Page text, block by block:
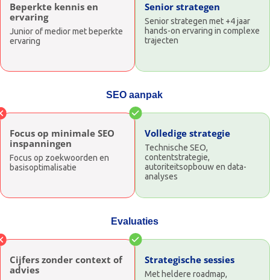
Beperkte kennis en
ervaring
Junior of medior met beperkte
ervaring
SEO aanpak
Focus op minimale SEO
inspanningen
Focus op zoekwoorden en
basisoptimalisatie
Evaluaties
Cijfers zonder context of
advies
Senior strategen
Senior strategen met +4 jaar
hands-on ervaring in complexe
trajecten
Volledige strategie
Technische SEO,
contentstrategie,
autoriteitsopbouw en data-
analyses
Strategische sessies
Met heldere roadmap,